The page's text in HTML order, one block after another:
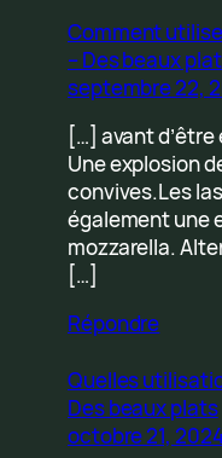
Comment
– Des beaux
septembre 22,
[…] avant
Une explosion
convives.Les
également une
mozzarella.
[…]
Répondre
Quelles
Des beaux plats
octobre 21,